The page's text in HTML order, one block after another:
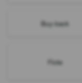
Buy-back
Flote